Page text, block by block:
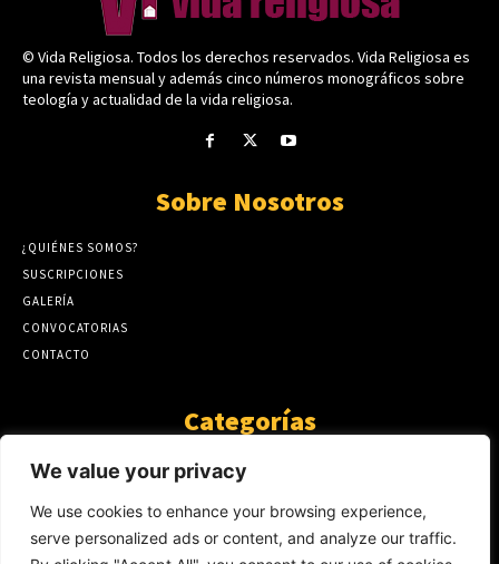
We value your privacy
We use cookies to enhance your browsing experience,
serve personalized ads or content, and analyze our traffic.
© Vida Religiosa. Todos los derechos reservados. Vida Religiosa es
una revista mensual y además cinco números monográficos sobre
teología y actualidad de la vida religiosa.
Sobre Nosotros
¿QUIÉNES SOMOS?
SUSCRIPCIONES
GALERÍA
CONVOCATORIAS
CONTACTO
Categorías
ARTÍCULOS
GUANTE DE SEDA
AL CALOR DE LA PALABRA
Y YO QUE SÉ
423